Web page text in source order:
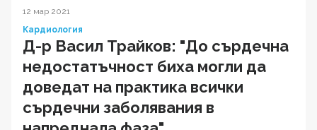
12 мар 2021
Кардиология
Д-р Васил Трайков: "До сърдечна
недостатъчност биха могли да
доведат на практика всички
сърдечни заболявания в